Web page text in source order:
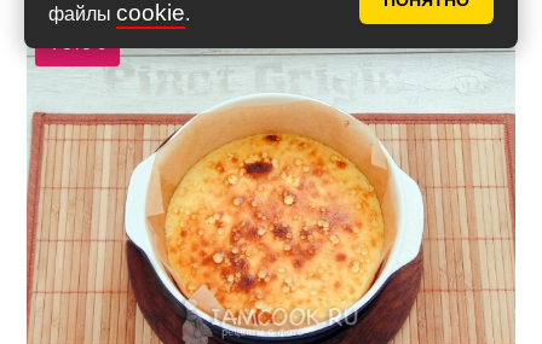
файлы cookie.